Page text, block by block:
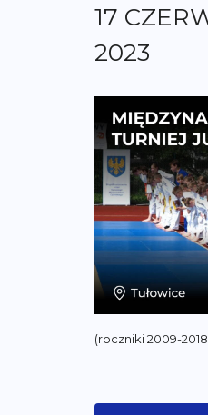
17
2023
(roczniki 2009-